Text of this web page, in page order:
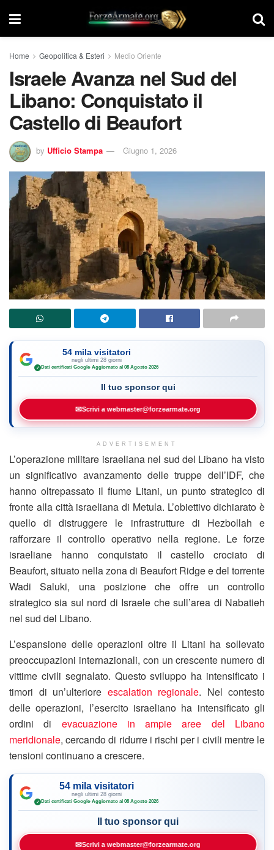
Home Geopolitica & Esteri Medio Oriente
Israele Avanza nel Sud del
Libano: Conquistato il
Castello di Beaufort
by Ufficio Stampa Giugno 1, 2026
54 mila visitatori
negli ultimi 28 giorni
✓ Dati certificati Google·Aggiornato al 08 Agosto 2026
Il tuo sponsor qui
✉Scrivi a webmaster@forzearmate.org
ADVERTISEMENT
L’operazione militare israeliana nel sud del Libano ha visto
un significativo avanzamento delle truppe dell’IDF, che
hanno oltrepassato il fiume Litani, un punto strategico di
fronte alla città israeliana di Metula. L’obiettivo dichiarato è
quello di distruggere le infrastrutture di Hezbollah e
rafforzare il controllo operativo nella regione. Le forze
israeliane hanno conquistato il castello crociato di
Beaufort, situato nella zona di Beaufort Ridge e del torrente
Wadi Saluki, una posizione che offre un controllo
strategico sia sul nord di Israele che sull’area di Nabatieh
nel sud del Libano.
L’espansione delle operazioni oltre il Litani ha sollevato
preoccupazioni internazionali, con un crescente numero di
vittime civili segnalato. Questo sviluppo ha intensificato i
timori di un’ulteriore escalation regionale. Nel contesto
delle operazioni, l’esercito israeliano ha intensificato gli
ordini di evacuazione in ampie aree del Libano
meridionale, cercando di ridurre i rischi per i civili mentre le
tensioni continuano a crescere.
54 mila visitatori
negli ultimi 28 giorni
✓ Dati certificati Google·Aggiornato al 08 Agosto 2026
Il tuo sponsor qui
✉Scrivi a webmaster@forzearmate.org